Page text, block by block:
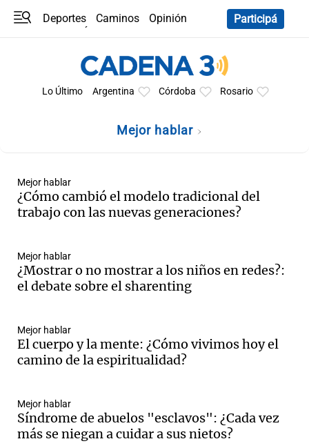
Deportes Caminos
Opinión
Participá
Lo Último Argentina Córdoba Rosario
Mejor hablar
Mejor hablar
¿Cómo cambió el modelo tradicional del
trabajo con las nuevas generaciones?
Mejor hablar
¿Mostrar o no mostrar a los niños en redes?:
el debate sobre el sharenting
Mejor hablar
El cuerpo y la mente: ¿Cómo vivimos hoy el
camino de la espiritualidad?
Mejor hablar
Síndrome de abuelos "esclavos": ¿Cada vez
más se niegan a cuidar a sus nietos?